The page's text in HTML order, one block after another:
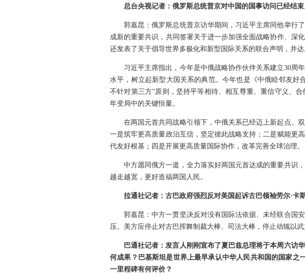
总台央视记者：俄罗斯总统普京对中国的国事访问已经结
郭嘉昆：俄罗斯总统普京访华期间，习近平主席同他举行
成新的重要共识，共同签署关于进一步加强全面战略协作、深
还发表了关于倡导世界多极化和新型国际关系的联合声明，并达
习近平主席指出，今年是中俄战略协作伙伴关系建立30周
水平，树立起新型大国关系的典范。今年也是《中俄睦邻友好
不针对第三方”原则，坚持平等相待、相互尊重、重信守义、
年变局中的关键恒量。
在两国元首共同战略引领下，中俄关系已经迈上新起点。
一是筑牢更高质量政治互信，坚定彼此战略支持；二是赋能更
代友好根基；四是开展更高质量国际协作，改革完善全球治理。
中方愿同俄方一道，全力落实好两国元首达成的重要共识
越走越宽，更好造福两国人民。
拉通社记者：古巴政府强烈反对美国起诉古巴领袖劳尔·卡
郭嘉昆：中方一贯坚决反对没有国际法依据、未经联合国
压。美方应停止对古巴挥舞制裁大棒、司法大棒，停止动辄以
巴通社记者：发言人刚刚宣布了夏巴兹总理将于本周六访
何成果？巴基斯坦是世界上最早承认中华人民共和国的国家之
一里程碑有何评价？